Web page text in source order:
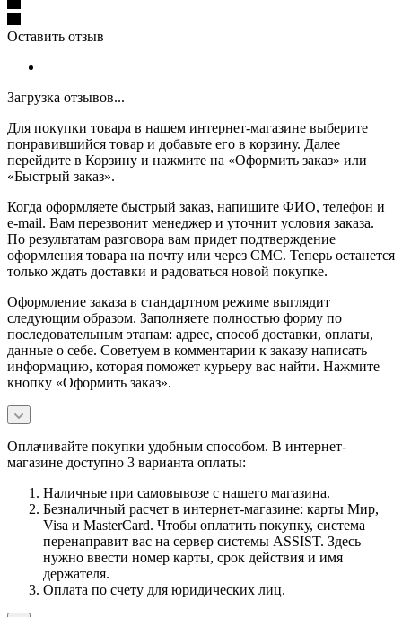
Оставить отзыв
Загрузка отзывов...
Для покупки товара в нашем интернет-магазине выберите
понравившийся товар и добавьте его в корзину. Далее
перейдите в Корзину и нажмите на «Оформить заказ» или
«Быстрый заказ».
Когда оформляете быстрый заказ, напишите ФИО, телефон и
e-mail. Вам перезвонит менеджер и уточнит условия заказа.
По результатам разговора вам придет подтверждение
оформления товара на почту или через СМС. Теперь останется
только ждать доставки и радоваться новой покупке.
Оформление заказа в стандартном режиме выглядит
следующим образом. Заполняете полностью форму по
последовательным этапам: адрес, способ доставки, оплаты,
данные о себе. Советуем в комментарии к заказу написать
информацию, которая поможет курьеру вас найти. Нажмите
кнопку «Оформить заказ».
Оплачивайте покупки удобным способом. В интернет-
магазине доступно 3 варианта оплаты:
Наличные при самовывозе с нашего магазина.
Безналичный расчет в интернет-магазине: карты Мир,
Visa и MasterCard. Чтобы оплатить покупку, система
перенаправит вас на сервер системы ASSIST. Здесь
нужно ввести номер карты, срок действия и имя
держателя.
Оплата по счету для юридических лиц.